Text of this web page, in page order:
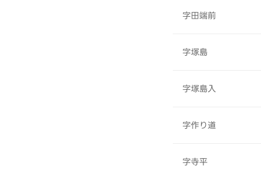
字田端前
字塚島
字塚島入
字作り道
字寺平